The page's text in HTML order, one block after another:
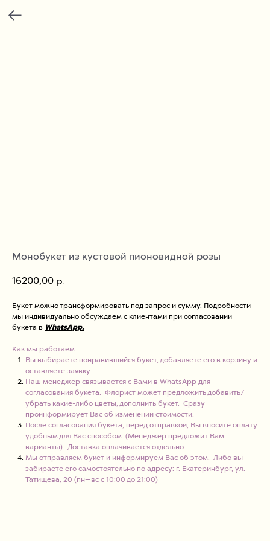
Монобукет из кустовой пионовидной розы
16200,00 р.
Букет можно трансформировать под запрос и сумму. Подробности
мы индивидуально обсуждаем с клиентами при согласовании
букета в WhatsApp.
Как мы работаем:
Вы выбираете понравившийся букет, добавляете его в корзину и
оставляете заявку.
Наш менеджер связывается с Вами в WhatsApp для
согласования букета. Флорист может предложить добавить/
убрать какие-либо цветы, дополнить букет. Сразу
проинформирует Вас об изменении стоимости.
После согласования букета, перед отправкой, Вы вносите оплату
удобным для Вас способом. (Менеджер предложит Вам
варианты). Доставка оплачивается отдельно.
Мы отправляем букет и информируем Вас об этом. Либо вы
забираете его самостоятельно по адресу: г. Екатеринбург, ул.
Татищева, 20 (пн—вс с 10:00 до 21:00)